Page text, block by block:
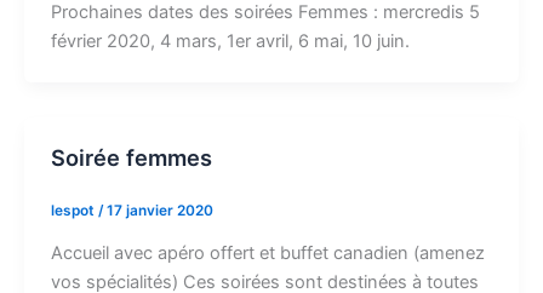
Prochaines dates des soirées Femmes : mercredis 5
février 2020, 4 mars, 1er avril, 6 mai, 10 juin.
Soirée femmes
lespot /17 janvier 2020
Accueil avec apéro offert et buffet canadien (amenez
vos spécialités) Ces soirées sont destinées à toutes